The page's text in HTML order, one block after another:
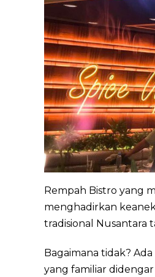
Rempah Bistro yang
menghadirkan
tradisional Nusantara
Bagaimana tidak?
yang familiar